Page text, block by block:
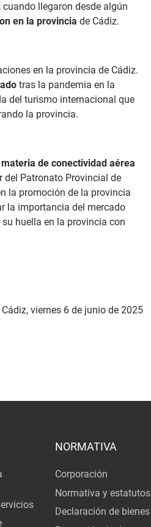
llegaron desde algún
en la provincia de Cádiz.
en la provincia de Cádiz.
tras la pandemia en la
del turismo internacional que
la provincia.
de conectividad aérea
del Patronato Provincial de
la promoción de la provincia
la importancia del mercado
huella en la provincia con
Cádiz, viernes 6 de junio de 2025
NORMATIVA
Corporación
Normativa y estatutos
Declaración de bienes